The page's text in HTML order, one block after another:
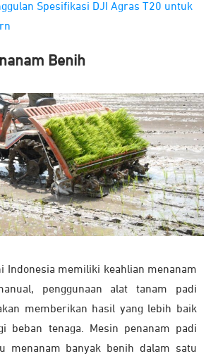
Spesifikasi DJI Agras T20 untuk
Benih
Indonesia memiliki keahlian menanam
penggunaan alat tanam padi
memberikan hasil yang lebih baik
beban tenaga. Mesin penanam padi
menanam banyak benih dalam satu